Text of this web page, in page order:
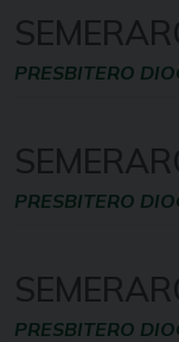
PRESBITERO
PRESBITERO
PRESBITERO